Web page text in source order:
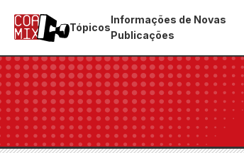
Tópicos
Informações de Novas
Publicações